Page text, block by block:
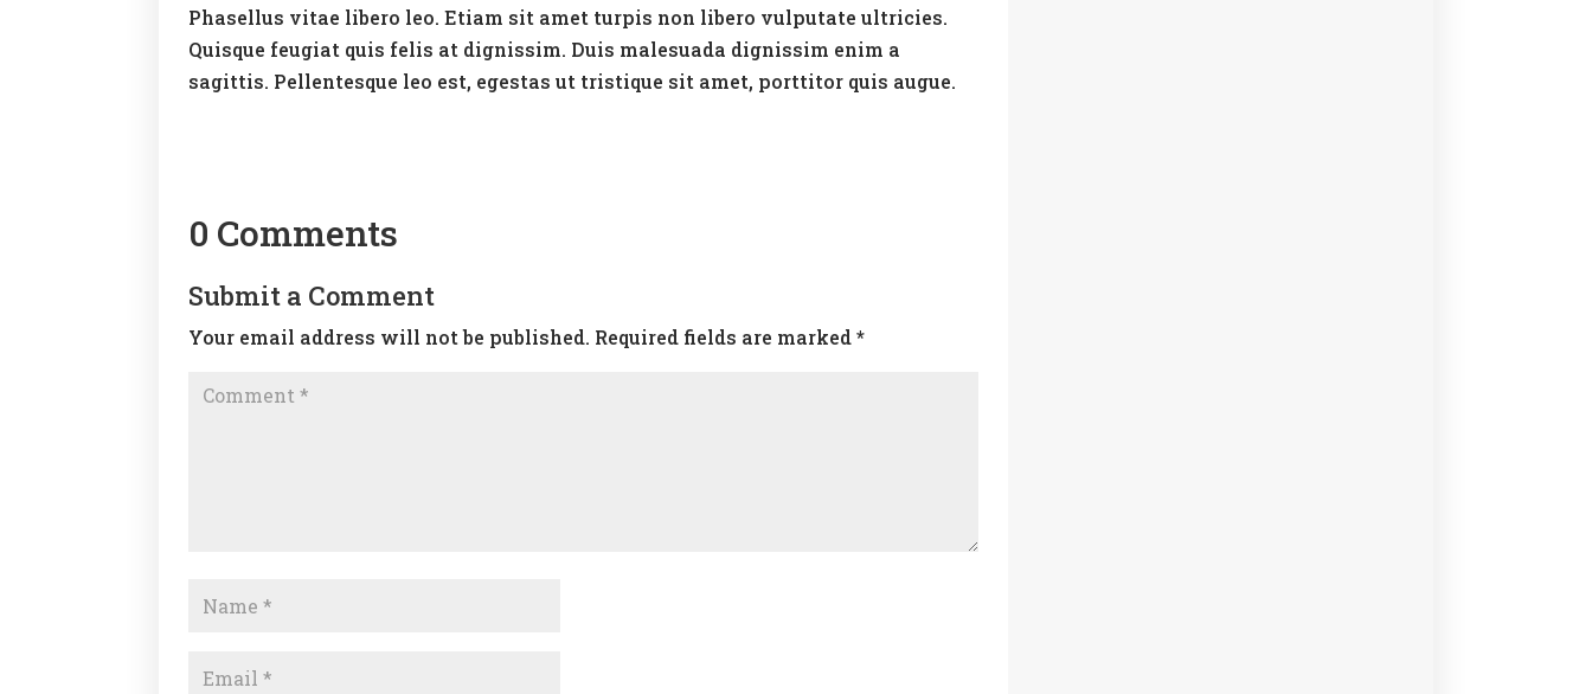
Phasellus vitae libero leo. Etiam sit amet turpis non libero vulputate ultricies.
Quisque feugiat quis felis at dignissim. Duis malesuada dignissim enim a
sagittis. Pellentesque leo est, egestas ut tristique sit amet, porttitor quis augue.
0 Comments
Submit a Comment
Your email address will not be published. Required fields are marked*